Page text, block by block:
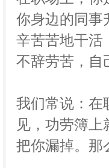
你身边的同事
辛苦苦地干活
不辞劳苦，自
我们常说：在
见，功劳簿
把你漏掉。那